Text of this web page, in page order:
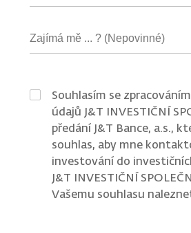
Souhlasím se
údajů J&T INVESTIČNÍ
předání J&T Bance, a.s.,
souhlas, aby mne
investování do
J&T INVESTIČNÍ
Vašemu souhlasu